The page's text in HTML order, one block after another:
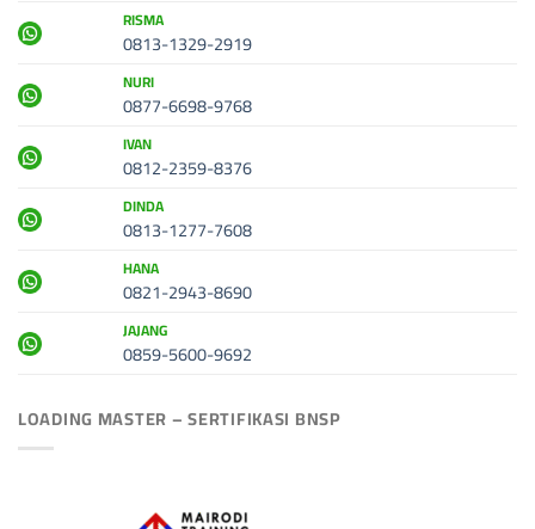
RISMA
0813-1329-2919
NURI
0877-6698-9768
IVAN
0812-2359-8376
DINDA
0813-1277-7608
HANA
0821-2943-8690
JAJANG
0859-5600-9692
LOADING MASTER – SERTIFIKASI BNSP